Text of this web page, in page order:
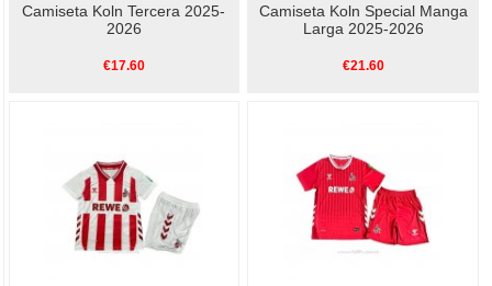
Camiseta Koln Tercera 2025-
2026
€17.60
Camiseta Koln Special Manga
Larga 2025-2026
€21.60